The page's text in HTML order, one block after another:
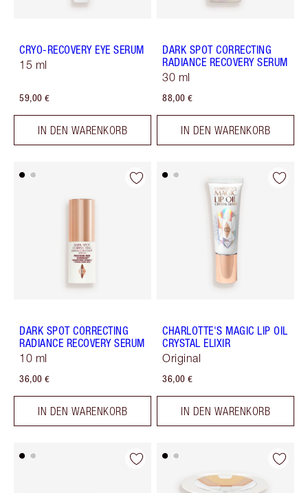
CRYO-RECOVERY EYE SERUM
15 ml
59,00 €
IN DEN WARENKORB
DARK SPOT CORRECTING
RADIANCE RECOVERY SERUM
30 ml
88,00 €
IN DEN WARENKORB
DARK SPOT CORRECTING
RADIANCE RECOVERY SERUM
10 ml
36,00 €
IN DEN WARENKORB
CHARLOTTE'S MAGIC LIP OIL
CRYSTAL ELIXIR
Original
36,00 €
IN DEN WARENKORB